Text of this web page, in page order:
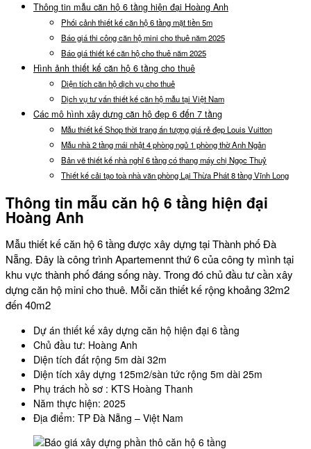
Thông tin mẫu căn hộ 6 tầng hiện đại Hoàng Anh
Phối cảnh thiết kế căn hộ 6 tầng mặt tiền 5m
Báo giá thi công căn hộ mini cho thuê năm 2025
Báo giá thiết kế căn hộ cho thuê năm 2025
Hình ảnh thiết kế căn hộ 6 tầng cho thuê
Diện tích căn hộ dịch vụ cho thuê
Dịch vụ tư vấn thiết kế căn hộ mẫu tại Việt Nam
Các mô hình xây dựng căn hộ đẹp 6 đến 7 tầng
Mẫu thiết kế Shop thời trang ấn tượng giá rẻ đẹp Louis Vuitton
Mẫu nhà 2 tầng mái nhật 4 phòng ngủ 1 phòng thờ Anh Ngân
Bản vẽ thiết kế nhà nghỉ 6 tầng có thang máy chị Ngọc Thuỷ
Thiết kế cải tạo toà nhà văn phòng Lại Thừa Phát 8 tầng Vĩnh Long
Thông tin mẫu căn hộ 6 tầng hiện đại
Hoàng Anh
Mẫu thiết kế căn hộ 6 tầng được xây dựng tại Thành phố Đà
Nẵng. Đây là công trình Apartemennt thứ 6 của công ty mình tại
khu vực thành phố đáng sống này. Trong đó chủ đầu tư cần xây
dựng căn hộ mini cho thuê. Mỗi căn thiết kế rộng khoảng 32m2
đến 40m2
Dự án thiết kế xây dựng căn hộ hiện đại 6 tầng
Chủ đầu tư: Hoàng Anh
Diện tích đất rộng 5m dài 32m
Diện tích xây dựng 125m2/sàn tức rộng 5m dài 25m
Phụ trách hồ sơ : KTS Hoàng Thanh
Năm thực hiện: 2025
Địa điểm: TP Đà Nẵng – Việt Nam